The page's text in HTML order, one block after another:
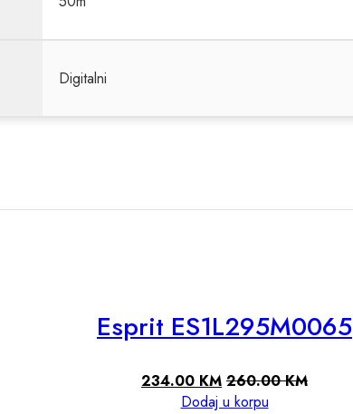
Digitalni
Esprit ES1L295M0065
234.00 KM 260.00KM
Dodaj u korpu